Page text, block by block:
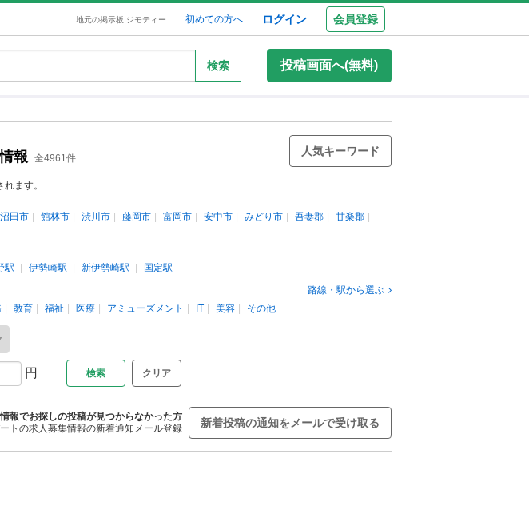
地元の掲示板 ジモティー 初めての方へ ログイン 会員登録
検索 投稿画面へ(無料)
報 全4961件
人気キーワード
ます。
沼田市 館林市 渋川市 藤岡市 富岡市 安中市 みどり市 吾妻郡
甘楽郡
駅 伊勢崎駅 新伊勢崎駅
国定駅
路線・駅から選ぶ
教育 福祉 医療 アミューズメント IT 美容 その他
円 クリア
報でお探しの投稿が見つからなかった方
トの求人募集情報の新着通知メール登録
新着投稿の通知をメールで受け取る